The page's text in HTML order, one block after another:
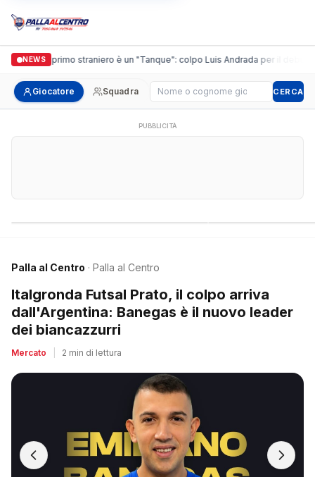
NEWS
il primo straniero è un "Tanque": colpo Luis Andrada per il debutto in
Giocatore Squadra Cerca giocatore CERCA
PUBBLICITÀ
Palla al Centro · Palla al Centro
Italgronda Futsal Prato, il colpo arriva
dall'Argentina: Banegas è il nuovo leader
dei biancazzurri
Mercato 2 min di lettura